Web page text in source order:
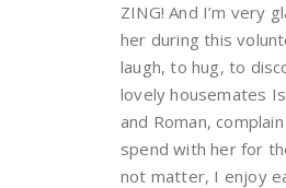
ZING! And I’m very
her during this
laugh, to hug, to
lovely housemates
and Roman,
spend with her for
not matter, I enjoy